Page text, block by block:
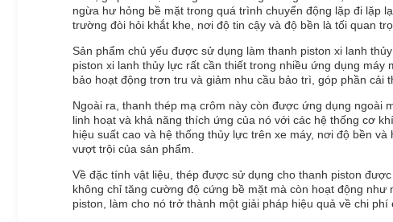
ngừa hư hỏng bề mặt trong quá trình chuyển động lặp đi lặp
trường đòi hỏi khắt khe, nơi độ tin cậy và độ bền là tối quan
Sản phẩm chủ yếu được sử dụng làm thanh piston xi lanh
piston xi lanh thủy lực rất cần thiết trong nhiều ứng dụng
bảo hoạt động trơn tru và giảm nhu cầu bảo trì, góp phần cải
Ngoài ra, thanh thép mạ crôm này còn được ứng dụng ngoài
linh hoạt và khả năng thích ứng của nó với các hệ thống cơ
hiệu suất cao và hệ thống thủy lực trên xe máy, nơi độ bền
vượt trội của sản phẩm.
Về đặc tính vật liệu, thép được sử dụng cho thanh piston
không chỉ tăng cường độ cứng bề mặt mà còn hoạt động
piston, làm cho nó trở thành một giải pháp hiệu quả về chi